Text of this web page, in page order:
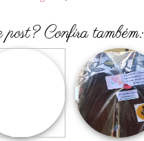
post? Confira também: